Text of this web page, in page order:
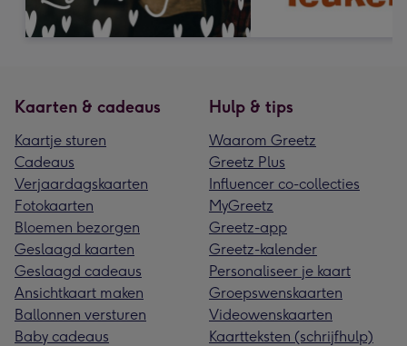
Kaarten & cadeaus
Kaartje sturen
Cadeaus
Verjaardagskaarten
Fotokaarten
Bloemen bezorgen
Geslaagd kaarten
Geslaagd cadeaus
Ansichtkaart maken
Ballonnen versturen
Baby cadeaus
Hulp & tips
Waarom Greetz
Greetz Plus
Influencer co-collecties
MyGreetz
Greetz-app
Greetz-kalender
Personaliseer je kaart
Groepswenskaarten
Videowenskaarten
Kaartteksten (schrijfhulp)